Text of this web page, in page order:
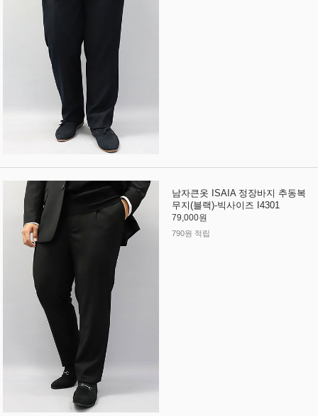
남자큰옷 ISAIA 정장바지 추동복
무지(블랙)-빅사이즈 I4301
79,000원
790원 적립